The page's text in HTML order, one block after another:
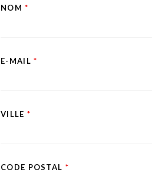
NOM*
E-MAIL*
VILLE *
CODE POSTAL *